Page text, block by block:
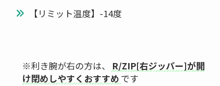
【リミット温度】-14度
※利き腕が右の方は、
R/ZIP[右ジッパー]が開
け閉めしやすくおすすめです